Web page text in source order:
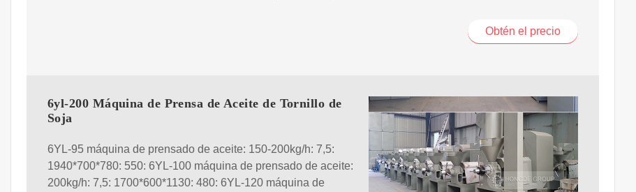
Obtén el precio
6yl-200 Máquina de Prensa de Aceite de Tornillo de
Soja
6YL-95 máquina de prensado de aceite: 150-200kg/h: 7,5:
1940*700*780: 550: 6YL-100 máquina de prensado de aceite:
200kg/h: 7,5: 1700*600*1130: 480: 6YL-120 máquina de